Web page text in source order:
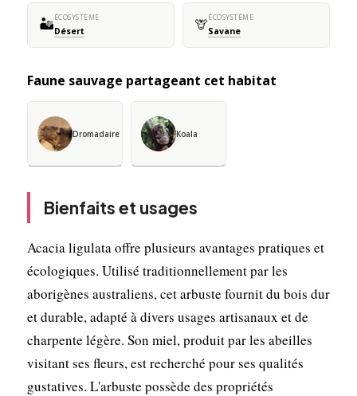
🏜️ÉCOSYSTÈME
Désert 🦒ÉCOSYSTÈME
Savane
Faune sauvage partageant cet habitat
Dromadaire Koala
Bienfaits et usages
Acacia ligulata offre plusieurs avantages pratiques et
écologiques. Utilisé traditionnellement par les
aborigènes australiens, cet arbuste fournit du bois dur
et durable, adapté à divers usages artisanaux et de
charpente légère. Son miel, produit par les abeilles
visitant ses fleurs, est recherché pour ses qualités
gustatives. L'arbuste possède des propriétés